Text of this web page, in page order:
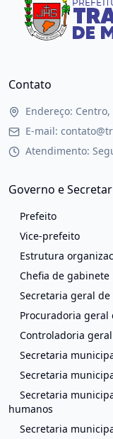
Contato
Endereço: Centro,
E-mail:
Atendimento:
Governo e
Prefeito
Vice-prefeito
Estrutura
Chefia de gabinete
Secretaria geral
Procuradoria
Controladoria
Secretaria
Secretaria
Secretaria
humanos
Secretaria